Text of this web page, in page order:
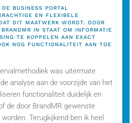
BUSINESS PORTAL
EN FLEXIBELE
DIT MAATWERK WORDT. DOOR
IN STAAT OM INFORMATIE
TE KOPPELEN AAN EXACT
NOG FUNCTIONALITEIT AAN TOE
was uitermate
analyse aan de voorzijde van het
functionaliteit duidelijk en
de door BrandMR gewenste
Terugkijkend ben ik heel